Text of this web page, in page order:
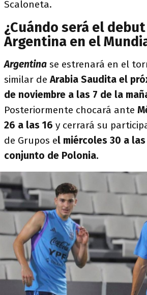
Scaloneta.
¿Cuándo será el
Argentina en el
Argentina se estrenará en el
similar deArabia Saudita el
de noviembre a las 7 de la
Posteriormente chocará ante
26 a las 16 y cerrará su
de Grupos el miércoles 30 a
conjunto de Polonia.